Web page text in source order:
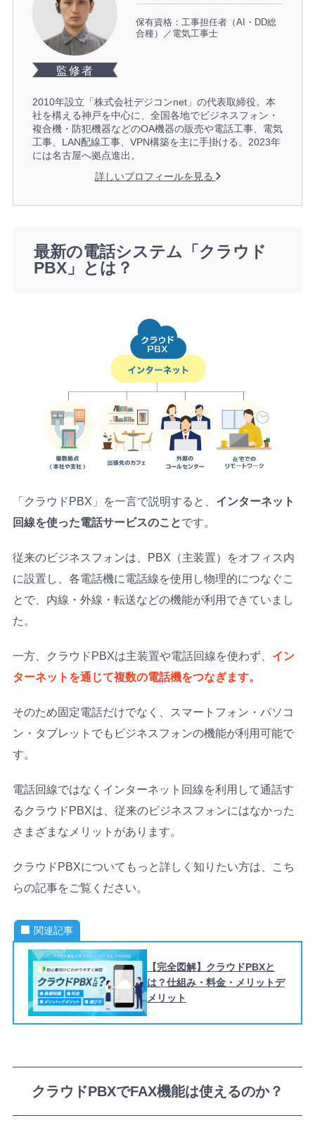
監修者
保有資格：工事担任者（AI・DD総
合種）／電気工事士
2010年設立「株式会社デジコンnet」の代表取締役。本
社を構える神戸を中心に、全国各地でビジネスフォン・
複合機・防犯機器などのOA機器の販売や電話工事、電気
工事、LAN配線工事、VPN構築を主に手掛ける。2023年
には名古屋へ拠点進出。
詳しいプロフィールを見る
最新の電話システム「クラウド
PBX」とは？
「クラウドPBX」を一言で説明すると、 インターネット
回線を使った電話サービスのことです。
従来のビジネスフォンは、PBX（主装置）をオフィス内
に設置し、各電話機に電話線を使用し物理的につなぐこ
とで、内線・外線・転送などの機能が利用できていまし
た。
一方、クラウドPBXは主装置や電話回線を使わず、 イン
ターネットを通じて複数の電話機をつなぎます。
そのため固定電話だけでなく、スマートフォン・パソコ
ン・タブレットでもビジネスフォンの機能が利用可能で
す。
電話回線ではなくインターネット回線を利用して通話す
るクラウドPBXは、従来のビジネスフォンにはなかった
さまざまなメリットがあります。
クラウドPBXについてもっと詳しく知りたい方は、こち
らの記事をご覧ください。
関連記事
【完全図解】クラウドPBXと
は？仕組み・料金・メリットデ
メリット
クラウドPBXでFAX機能は使えるのか？